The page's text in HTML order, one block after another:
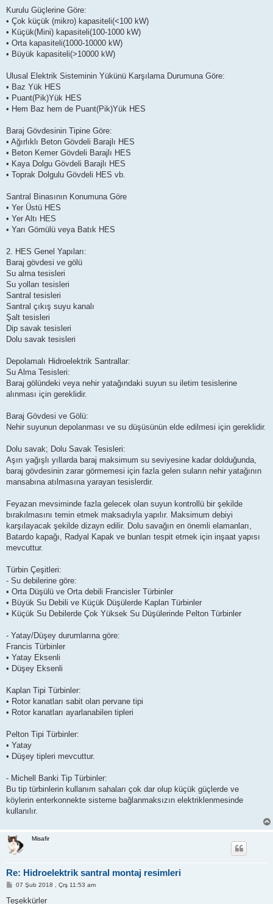
Kurulu Güçlerine Göre:
• Çok küçük (mikro) kapasiteli(<100 kW)
• Küçük(Mini) kapasiteli(100-1000 kW)
• Orta kapasiteli(1000-10000 kW)
• Büyük kapasiteli(>10000 kW)
Ulusal Elektrik Sisteminin Yükünü Karşılama Durumuna Göre:
• Baz Yük HES
• Puant(Pik)Yük HES
• Hem Baz hem de Puant(Pik)Yük HES
Baraj Gövdesinin Tipine Göre:
• Ağırlıklı Beton Gövdeli Barajlı HES
• Beton Kemer Gövdeli Barajlı HES
• Kaya Dolgu Gövdeli Barajlı HES
• Toprak Dolgulu Gövdeli HES vb.
Santral Binasının Konumuna Göre
• Yer Üstü HES
• Yer Altı HES
• Yarı Gömülü veya Batık HES
2. HES Genel Yapıları:
Baraj gövdesi ve gölü
Su alma tesisleri
Su yolları tesisleri
Santral tesisleri
Santral çıkış suyu kanalı
Şalt tesisleri
Dip savak tesisleri
Dolu savak tesisleri
Depolamalı Hidroelektrik Santrallar:
Su Alma Tesisleri:
Baraj gölündeki veya nehir yatağındaki suyun su iletim tesislerine
alınması için gereklidir.
Baraj Gövdesi ve Gölü:
Nehir suyunun depolanması ve su düşüsünün elde edilmesi için gereklidir.
Dolu savak; Dolu Savak Tesisleri:
Aşırı yağışlı yıllarda baraj maksimum su seviyesine kadar dolduğunda,
baraj gövdesinin zarar görmemesi için fazla gelen suların nehir yatağının
mansabına atılmasına yarayan tesislerdir.
Feyazan mevsiminde fazla gelecek olan suyun kontrollü bir şekilde
bırakılmasını temin etmek maksadıyla yapılır. Maksimum debiyi
karşılayacak şekilde dizayn edilir. Dolu savağın en önemli elamanları,
Batardo kapağı, Radyal Kapak ve bunları tespit etmek için inşaat yapısı
mevcuttur.
Türbin Çeşitleri:
- Su debilerine göre:
• Orta Düşülü ve Orta debili Francisler Türbinler
• Büyük Su Debili ve Küçük Düşülerde Kaplan Türbinler
• Küçük Su Debilerde Çok Yüksek Su Düşülerinde Pelton Türbinler
- Yatay/Düşey durumlarına göre:
Francis Türbinler
• Yatay Eksenli
• Düşey Eksenli
Kaplan Tipi Türbinler:
• Rotor kanatları sabit olan pervane tipi
• Rotor kanatları ayarlanabilen tipleri
Pelton Tipi Türbinler:
• Yatay
• Düşey tipleri mevcuttur.
- Michell Banki Tip Türbinler:
Bu tip türbinlerin kullanım sahaları çok dar olup küçük güçlerde ve
köylerin enterkonnekte sisteme bağlanmaksızın elektriklenmesinde
kullanılır.
Misafir
Re: Hidroelektrik santral montaj resimleri
M
s
07 Şub 2018 , Çrş 11:53 am
Teşekkürler